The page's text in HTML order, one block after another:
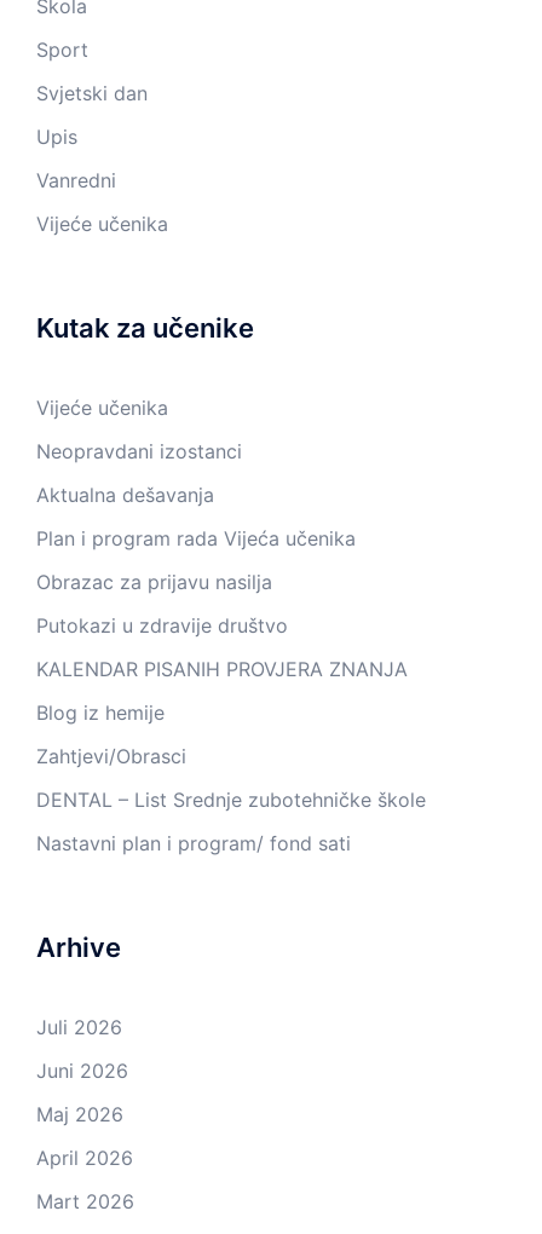
Škola
Sport
Svjetski dan
Upis
Vanredni
Vijeće učenika
Kutak za učenike
Vijeće učenika
Neopravdani izostanci
Aktualna dešavanja
Plan i program rada Vijeća učenika
Obrazac za prijavu nasilja
Putokazi u zdravije društvo
KALENDAR PISANIH PROVJERA ZNANJA
Blog iz hemije
Zahtjevi/Obrasci
DENTAL – List Srednje zubotehničke škole
Nastavni plan i program/ fond sati
Arhive
Juli 2026
Juni 2026
Maj 2026
April 2026
Mart 2026